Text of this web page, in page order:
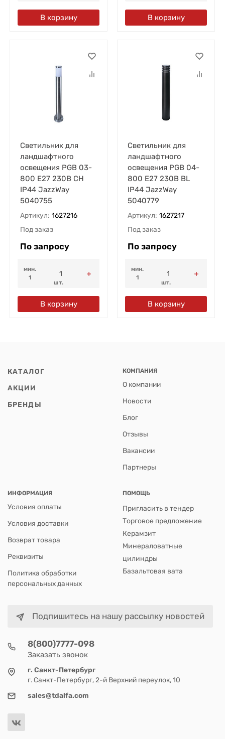
В корзину В корзину
Светильник для
ландшафтного
освещения PGB 03-
800 E27 230В CH
IP44 JazzWay
5040755
Артикул: 1627216
Под заказ
По запросу
мин.
1
шт.
В корзину
Светильник для
ландшафтного
освещения PGB 04-
800 E27 230В BL
IP44 JazzWay
5040779
Артикул: 1627217
Под заказ
По запросу
мин.
1
шт.
В корзину
КАТАЛОГ
АКЦИИ
БРЕНДЫ
КОМПАНИЯ
О компании
Новости
Блог
Отзывы
Вакансии
Партнеры
ИНФОРМАЦИЯ
Условия оплаты
Условия доставки
Возврат товара
Реквизиты
Политика обработки
персональных данных
ПОМОЩЬ
Пригласить в тендер
Торговое предложение
Керамзит
Минераловатные
цилиндры
Базальтовая вата
Подпишитесь на нашу рассылку новостей
8(800)7777-098
Заказать звонок
г. Санкт-Петербург
г. Санкт-Петербург, 2-й Верхний переулок, 10
sales@tdalfa.com